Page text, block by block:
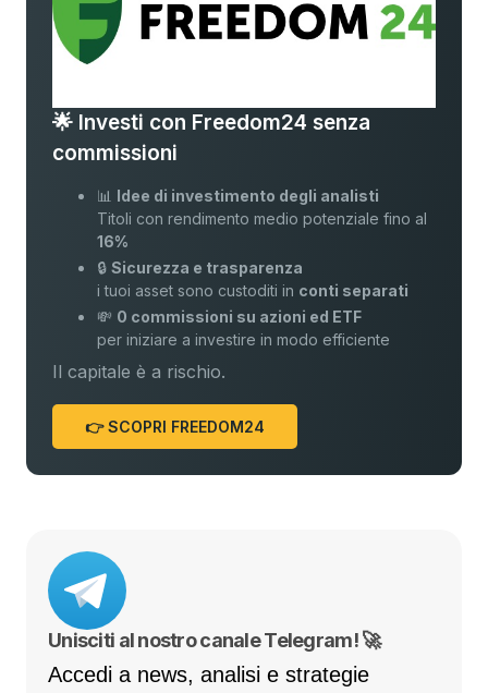
🌟 Investi con Freedom24 senza
commissioni
📊 Idee di investimento degli analisti
Titoli con rendimento medio potenziale fino al
16%
🔒Sicurezza e trasparenza
i tuoi asset sono custoditi in conti separati
💸 0 commissioni su azioni ed ETF
per iniziare a investire in modo efficiente
Il capitale è a rischio.
👉 SCOPRI FREEDOM24
Unisciti al nostro canale Telegram! 🚀
Accedi a news, analisi e strategie